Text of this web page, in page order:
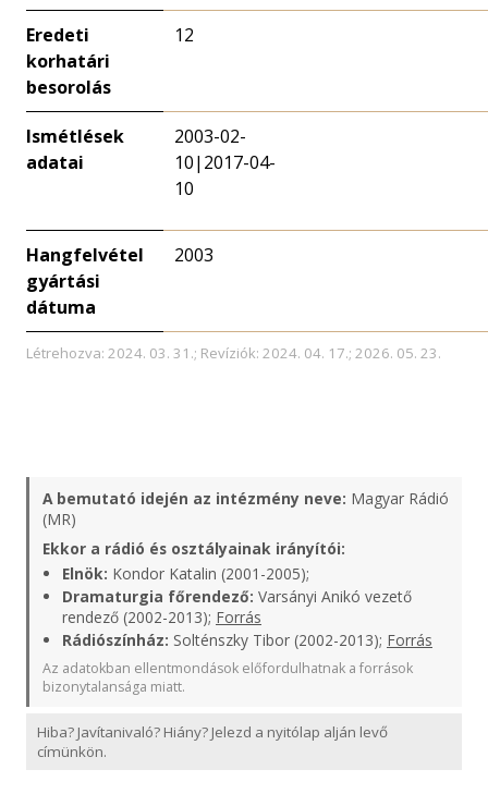
Eredeti
korhatári
besorolás
12
Ismétlések
adatai
2003-02-
10|2017-04-
10
Hangfelvétel
gyártási
dátuma
2003
Létrehozva: 2024. 03. 31.; Revíziók: 2024. 04. 17.; 2026. 05. 23.
A bemutató idején az intézmény neve: Magyar Rádió
(MR)
Ekkor a rádió és osztályainak irányítói:
Elnök: Kondor Katalin (2001-2005);
Dramaturgia főrendező: Varsányi Anikó vezető
rendező (2002-2013); Forrás
Rádiószínház: Solténszky Tibor (2002-2013); Forrás
Az adatokban ellentmondások előfordulhatnak a források
bizonytalansága miatt.
Hiba? Javítanivaló? Hiány? Jelezd a nyitólap alján levő
címünkön.